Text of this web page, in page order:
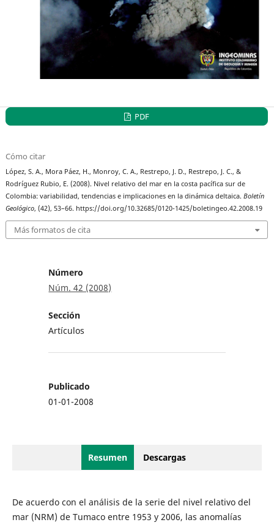
PDF
Cómo citar
López, S. A., Mora Páez, H., Monroy, C. A., Restrepo, J. D., Restrepo, J. C., &
Rodríguez Rubio, E. (2008). Nivel relativo del mar en la costa pacífica sur de
Colombia: variabilidad, tendencias e implicaciones en la dinámica deltaica.Boletín
Geológico, (42), 53–66. https://doi.org/10.32685/0120-1425/boletingeo.42.2008.19
Más formatos de cita
Número
Núm. 42 (2008)
Sección
Artículos
Publicado
01-01-2008
Resumen Descargas
De acuerdo con el análisis de la serie del nivel relativo del
mar (NRM) de Tumaco entre 1953 y 2006, las anomalías